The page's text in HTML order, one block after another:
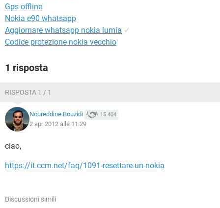
Gps offline
Nokia e90 whatsapp
Aggiornare whatsapp nokia lumia ✓
Codice protezione nokia vecchio
1 risposta
RISPOSTA 1 / 1
Noureddine Bouzidi 15.404
2 apr 2012 alle 11:29
ciao,
https://it.ccm.net/faq/1091-resettare-un-nokia
Discussioni simili